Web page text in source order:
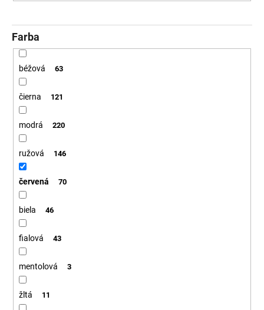
Farba
béžová 63
čierna 121
modrá 220
ružová 146
červená 70
biela 46
fialová 43
mentolová 3
žltá 11